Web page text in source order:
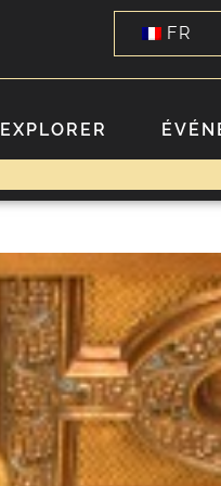
FR
EXPLORER